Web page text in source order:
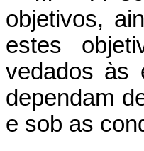
objetivos,
estes
vedados às
dependam
e sob as